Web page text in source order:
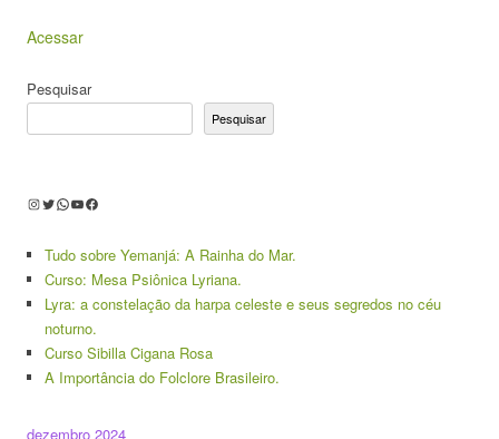
Acessar
Pesquisar
Pesquisar
Instagram
Twitter
WhatsApp
Youtube
Facebook
Tudo sobre Yemanjá: A Rainha do Mar.
Curso: Mesa Psiônica Lyriana.
Lyra: a constelação da harpa celeste e seus segredos no céu
noturno.
Curso Sibilla Cigana Rosa
A Importância do Folclore Brasileiro.
dezembro 2024